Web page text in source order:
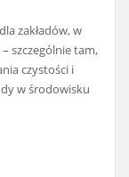
zakładów, w
szczególnie tam,
czystości i
w środowisku